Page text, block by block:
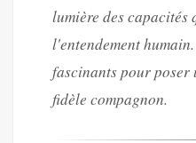
lumière des capacités
l'entendement
fascinants pour poser
fidèle compagnon.